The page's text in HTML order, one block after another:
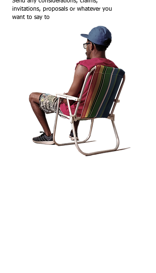
invitations, proposals or whatever you
want to say to